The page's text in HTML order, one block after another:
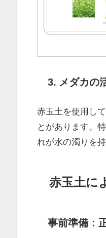
3. メダカの
赤玉土を使用し
とがあります。
れが水の濁りを
赤玉土に
事前準備：